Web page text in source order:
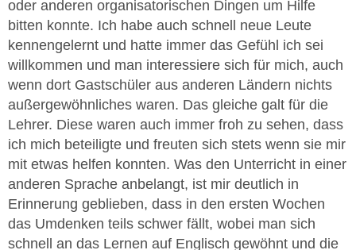
oder anderen organisatorischen Dingen um Hilfe
bitten konnte. Ich habe auch schnell neue Leute
kennengelernt und hatte immer das Gefühl ich sei
willkommen und man interessiere sich für mich, auch
wenn dort Gastschüler aus anderen Ländern nichts
außergewöhnliches waren. Das gleiche galt für die
Lehrer. Diese waren auch immer froh zu sehen, dass
ich mich beteiligte und freuten sich stets wenn sie mir
mit etwas helfen konnten. Was den Unterricht in einer
anderen Sprache anbelangt, ist mir deutlich in
Erinnerung geblieben, dass in den ersten Wochen
das Umdenken teils schwer fällt, wobei man sich
schnell an das Lernen auf Englisch gewöhnt und die